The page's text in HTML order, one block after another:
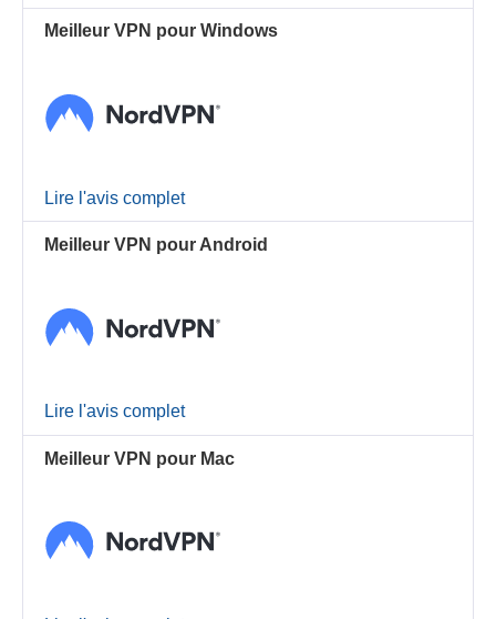
Meilleur VPN pour Windows
Lire l'avis complet
Meilleur VPN pour Android
Lire l'avis complet
Meilleur VPN pour Mac